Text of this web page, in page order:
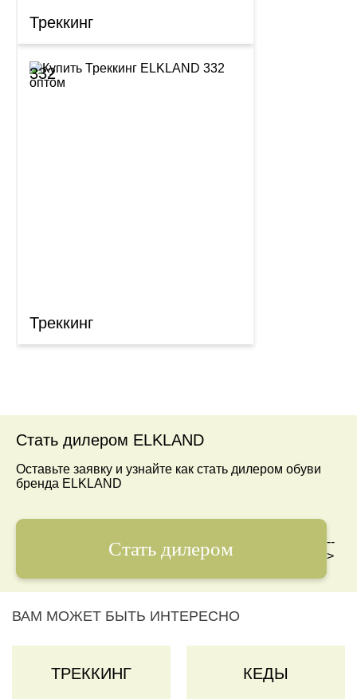
Треккинг
332
Треккинг
Стать дилером ELKLAND
Оставьте заявку и узнайте как стать дилером обуви
бренда ELKLAND
Стать дилером
--
>
ВАМ МОЖЕТ БЫТЬ ИНТЕРЕСНО
ТРЕККИНГ КЕДЫ